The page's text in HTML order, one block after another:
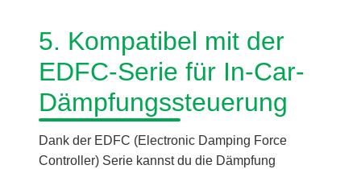
5. Kompatibel mit der
EDFC-Serie für In-Car-
Dämpfungssteuerung
Dank der EDFC (Electronic Damping Force
Controller) Serie kannst du die Dämpfung